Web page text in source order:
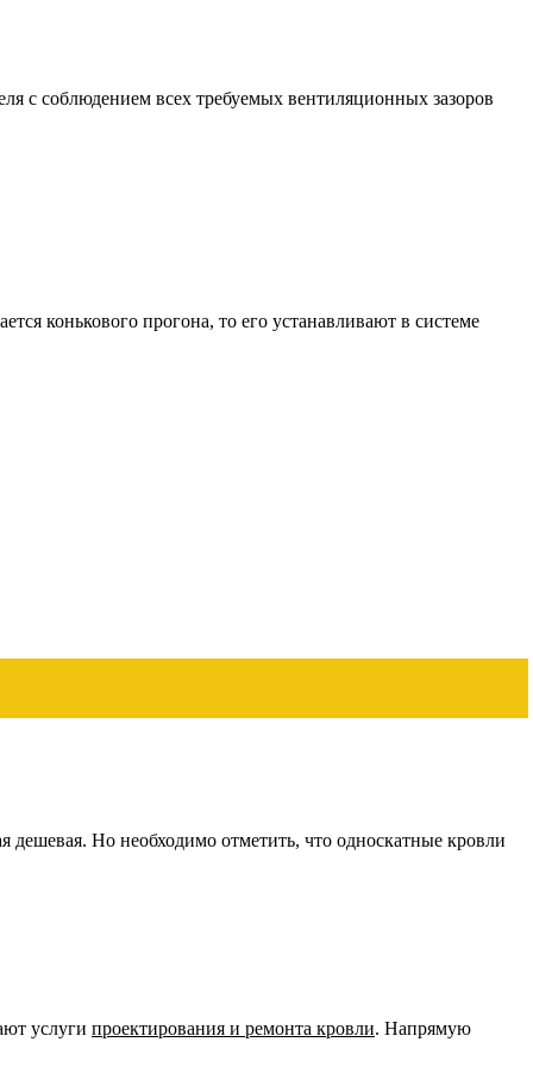
с соблюдением всех требуемых вентиляционных зазоров
конькового прогона, то его устанавливают в системе
дешевая. Но необходимо отметить, что односкатные кровли
услуги проектирования и ремонта кровли. Напрямую